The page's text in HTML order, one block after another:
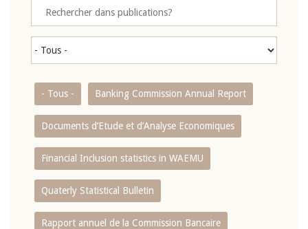
- Tous - Banking Commission Annual Report
Documents d’Etude et d’Analyse Economiques
Financial Inclusion statistics in WAEMU
Quaterly Statistical Bulletin
Rapport annuel de la Commission Bancaire